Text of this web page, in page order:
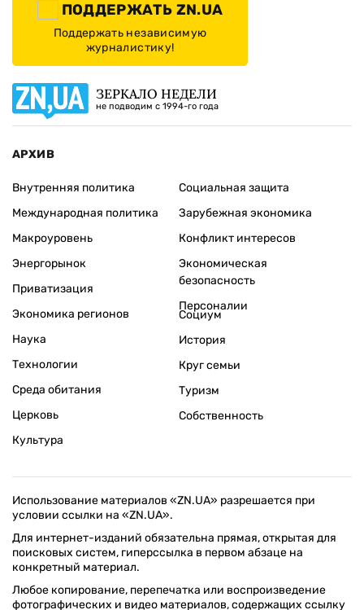
ПОДДЕРЖАТЬ ZN.UA
Поддержать независимую
журналистику!
ЗЕРКАЛО НЕДЕЛИ
не подводим с 1994-го года
АРХИВ
Внутренняя политика
Международная политика
Макроуровень
Энергорынок
Приватизация
Экономика регионов
Социальная защита
Зарубежная экономика
Конфликт интересов
Экономическая
безопасность
Персоналии
Наука
Технологии
Среда обитания
Церковь
Культура
Социум
История
Круг семьи
Туризм
Собственность
Использование материалов «ZN.UA» разрешается при
условии ссылки на «ZN.UA».
Для интернет-изданий обязательна прямая, открытая для
поисковых систем, гиперссылка в первом абзаце на
конкретный материал.
Любое копирование, перепечатка или воспроизведение
фотографических и видео материалов, содержащих ссылку